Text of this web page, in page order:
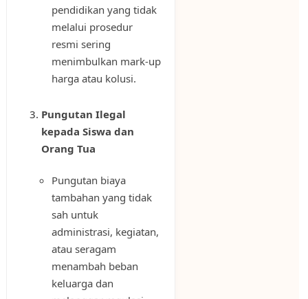
pendidikan yang tidak
melalui prosedur
resmi sering
menimbulkan mark-up
harga atau kolusi.
Pungutan Ilegal
kepada Siswa dan
Orang Tua
Pungutan biaya
tambahan yang tidak
sah untuk
administrasi, kegiatan,
atau seragam
menambah beban
keluarga dan